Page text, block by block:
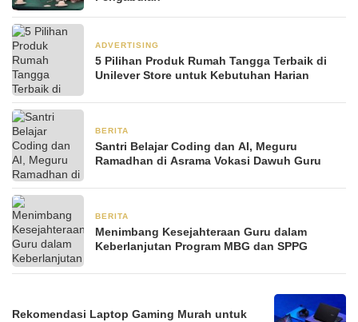
ADVERTISING
5 Pilihan Produk Rumah Tangga Terbaik di
Unilever Store untuk Kebutuhan Harian
BERITA
Santri Belajar Coding dan AI, Meguru
Ramadhan di Asrama Vokasi Dawuh Guru
BERITA
Menimbang Kesejahteraan Guru dalam
Keberlanjutan Program MBG dan SPPG
Rekomendasi Laptop Gaming Murah untuk